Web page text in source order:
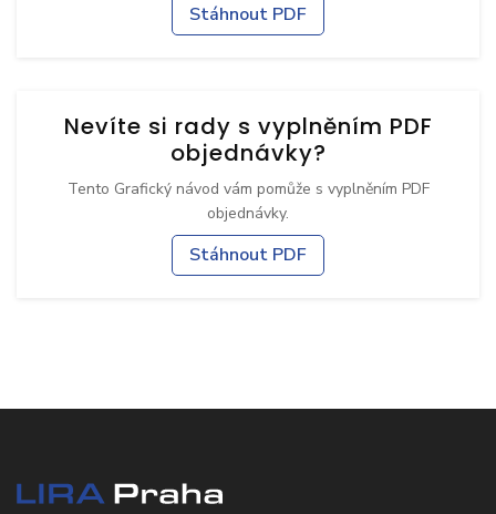
Stáhnout PDF
Nevíte si rady s vyplněním PDF
objednávky?
Tento Grafický návod vám pomůže s vyplněním PDF
objednávky.
Stáhnout PDF